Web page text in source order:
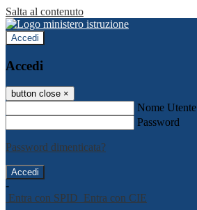
Salta al contenuto
Accedi
Accedi
button close ×
Nome Utente
Password
Password dimenticata?
-
Entra con SPID Entra con CIE